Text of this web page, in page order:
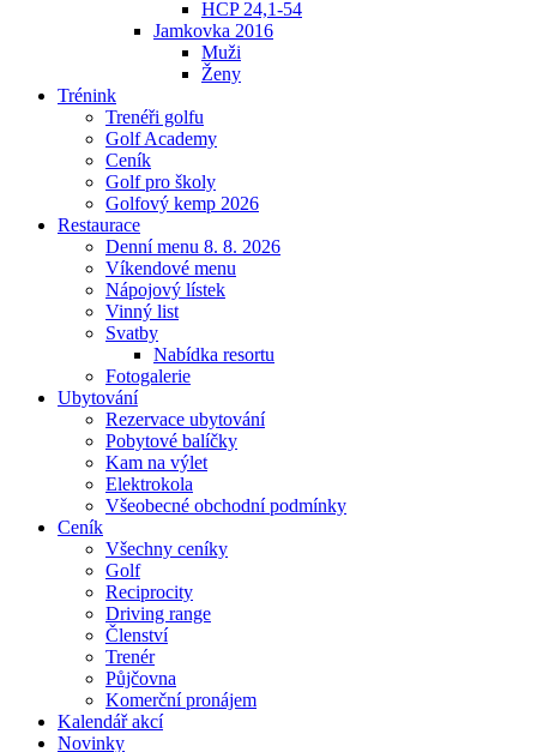
HCP 24,1-54
Jamkovka 2016
Muži
Ženy
Trénink
Trenéři golfu
Golf Academy
Ceník
Golf pro školy
Golfový kemp 2026
Restaurace
Denní menu 8. 8. 2026
Víkendové menu
Nápojový lístek
Vinný list
Svatby
Nabídka resortu
Fotogalerie
Ubytování
Rezervace ubytování
Pobytové balíčky
Kam na výlet
Elektrokola
Všeobecné obchodní podmínky
Ceník
Všechny ceníky
Golf
Reciprocity
Driving range
Členství
Trenér
Půjčovna
Komerční pronájem
Kalendář akcí
Novinky